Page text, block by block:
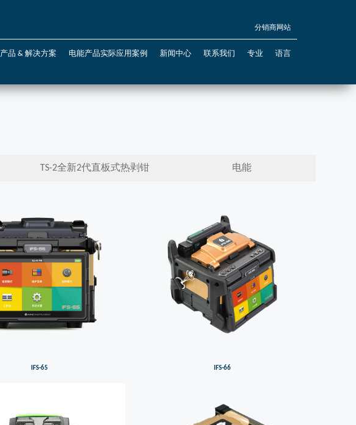
分销商网站
产品 & 解决方案 电能产品实际应用案例 新闻中心 联系我们 专业 语言
TS-2全新2代直板式热剥钳 电能
IFS-65 IFS-66